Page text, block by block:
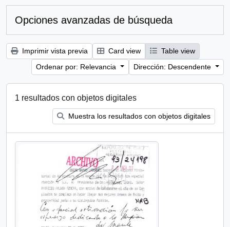
Opciones avanzadas de búsqueda
Imprimir vista previa Card view
Table view
Ordenar por: Relevancia
Dirección: Descendente
1 resultados con objetos digitales
Muestra los resultados con objetos digitales